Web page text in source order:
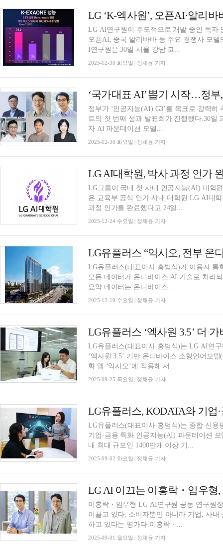
LG ‘K-엑사원’, 오픈AI·알리
LG AI연구원이 주도적으로 개발 중인 독자
오픈AI, 중국 알리바바 등 주요 경쟁사 모
I연구원은 30일 서울 강남 코...
2025-12-30 화요일 | 정채윤 기자
‘국가대표 AI’ 뽑기 시작…정
정부가 ‘인공지능(AI) G3’를 목표로 강력
트의 첫 번째 성과 발표회가 진행됐다.30일
자 AI 파운데이션 모델...
2025-12-30 화요일 | 정채윤 기자
LG AI대학원, 박사 과정 인가
LG그룹이 국내 첫 사내 인공지능(AI) 대학
은 교육부 공식 인가 사내 대학원 LG AI대
과정 인가를 완료했다고 24일...
2025-12-24 수요일 | 정채윤 기자
LG유플러스(대표이사 홍범식)가 이용자 통
모든 데이터가 온디바이스 AI 기술로 처리
요약 데이터는 온디바이스...
2025-12-10 수요일 | 정채윤 기자
LG유플러스 ‘엑사원 3.5’ 더
LG유플러스(대표이사 홍범식)는 LG AI연
‘엑사원 3.5’ 기반 온디바이스 소형언어모
화 앱 ‘익시오’에 적용해 서...
2025-09-25 목요일 | 정채윤 기자
LG유플러스, KODATA와 기업
LG유플러스(대표이사 홍범식)는 종합 신용
기업·금융 특화 인공지능(AI) 파운데이션
내 최대 규모인 1400만개 이상 기...
2025-09-02 화요일 | 정채윤 기자
이홍락・임우형 LG AI연구원 공동 연구원
이끌고 있다. 소비자뿐만 아니라 기업, 사
하고 있다는 평가다.이홍락・...
2025-09-01 월요일 | 정채윤 기자